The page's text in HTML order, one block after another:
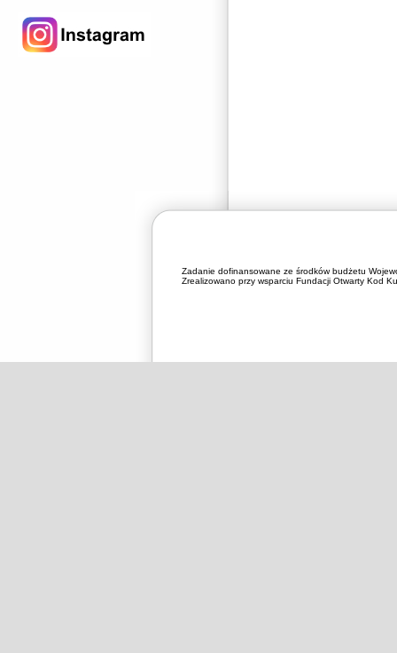
Zadanie dofinansowane ze środków budżetu
Zrealizowano przy wsparciu Fundacji Otwarty Kod